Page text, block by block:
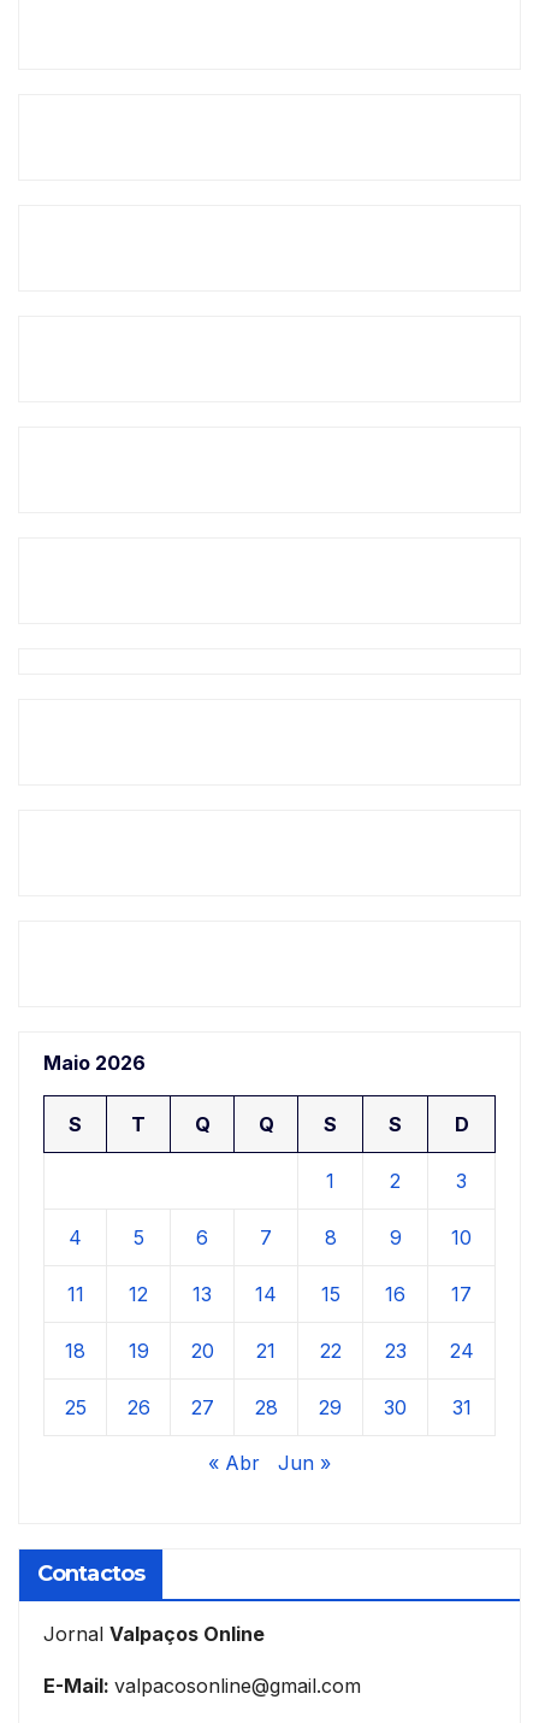
Maio 2026
S T Q Q S S D
1 2 3
4 5 6 7 8 9 10
11 12 13 14 15 16 17
18 19 20 21 22 23 24
25 26 27 28 29 30 31
« Abr Jun »
Contactos
Jornal Valpaços Online
E-Mail: valpacosonline@gmail.com